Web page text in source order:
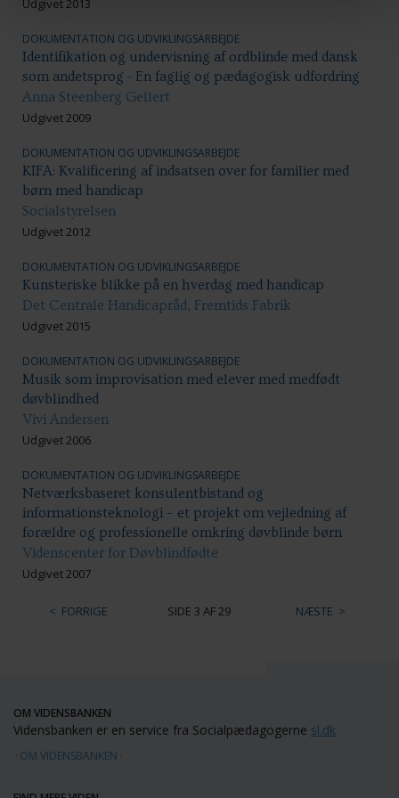
Udgivet 2013
DOKUMENTATION OG UDVIKLINGSARBEJDE
Identifikation og undervisning af ordblinde med dansk
som andetsprog - En faglig og pædagogisk udfordring
Anna Steenberg Gellert
Udgivet 2009
DOKUMENTATION OG UDVIKLINGSARBEJDE
KIFA: Kvalificering af indsatsen over for familier med
børn med handicap
Socialstyrelsen
Udgivet 2012
DOKUMENTATION OG UDVIKLINGSARBEJDE
Kunsteriske blikke på en hverdag med handicap
Det Centrale Handicapråd, Fremtids Fabrik
Udgivet 2015
DOKUMENTATION OG UDVIKLINGSARBEJDE
Musik som improvisation med elever med medfødt
døvblindhed
Vivi Andersen
Udgivet 2006
DOKUMENTATION OG UDVIKLINGSARBEJDE
Netværksbaseret konsulentbistand og
informationsteknologi – et projekt om vejledning af
forældre og professionelle omkring døvblinde børn
Videnscenter for Døvblindfødte
Udgivet 2007
FORRIGE SIDE 3 AF 29 NÆSTE
OM VIDENSBANKEN
Vidensbanken er en service fra Socialpædagogerne sl.dk
OM VIDENSBANKEN